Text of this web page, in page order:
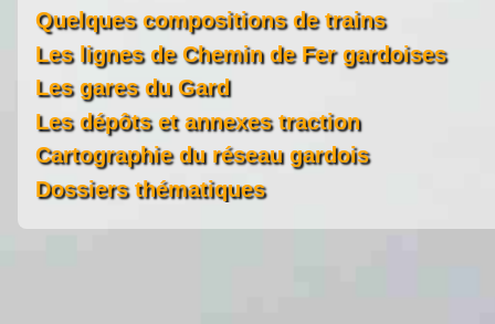
Quelques compositions de trains
Les lignes de Chemin de Fer gardoises
Les gares du Gard
Les dépôts et annexes traction
Cartographie du réseau gardois
Dossiers thématiques